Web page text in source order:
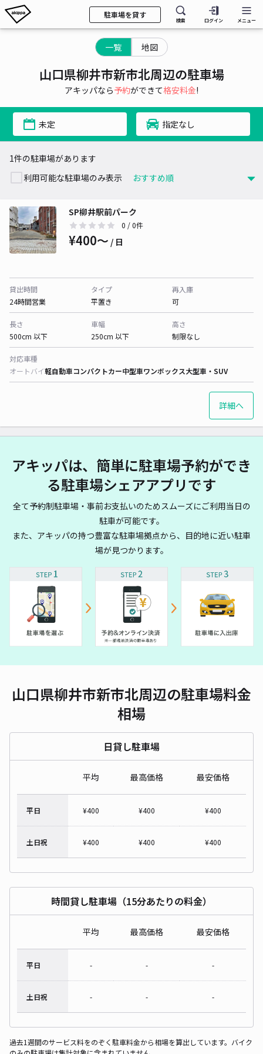
駐車場を貸す
検索 ログイン メニュー
一覧 地図
山口県柳井市新市北周辺の駐車場
アキッパなら予約ができて格安料金!
未定 指定なし
1件の駐車場があります
利用可能な駐車場のみ表示
SP柳井駅前パーク
0 / 0件
¥400〜 / 日
貸出時間
24時間営業
タイプ
平置き
再入庫
可
長さ
500cm 以下
車幅
250cm 以下
高さ
制限なし
対応車種
オートバイ軽自動車コンパクトカー中型車ワンボックス大型車・SUV
詳細へ
アキッパは、簡単に駐車場予約ができ
る駐車場シェアアプリです
全て予約制駐車場・事前お支払いのためスムーズにご利用当日の
駐車が可能です。
また、アキッパの持つ豊富な駐車場拠点から、目的地に近い駐車
場が見つかります。
山口県柳井市新市北周辺の駐車場料金
相場
日貸し駐車場
平均 最高価格 最安価格
平日 ¥400 ¥400 ¥400
土日祝 ¥400 ¥400 ¥400
時間貸し駐車場（15分あたりの料金）
平均 最高価格 最安価格
平日 - - -
土日祝 - - -
過去1週間のサービス料をのぞく駐車料金から相場を算出しています。バイク